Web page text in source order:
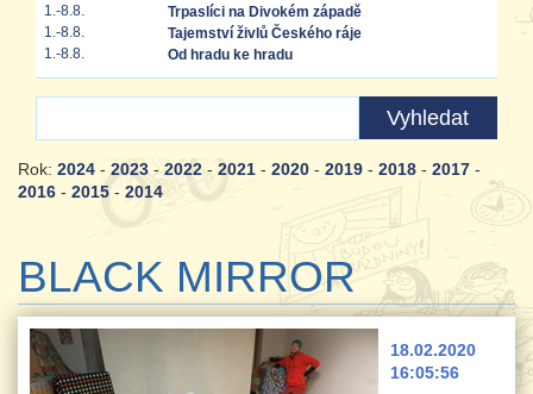
1.-8.8.
Trpaslíci na Divokém západě
1.-8.8.
Tajemství živlů Českého ráje
1.-8.8.
Od hradu ke hradu
Rok: 2024 - 2023 - 2022 - 2021 - 2020 - 2019 - 2018 - 2017 -
2016 - 2015 - 2014
BLACK MIRROR
18.02.2020
16:05:56